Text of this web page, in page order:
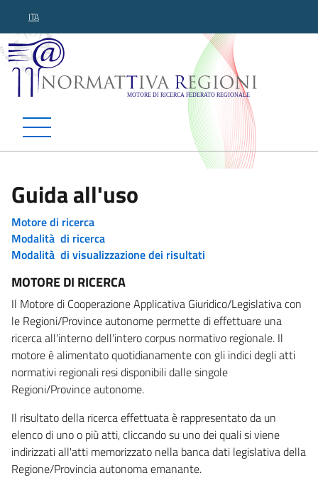
ITA
Normattiva Regioni -
Guida all'uso
Motore di ricerca
Modalità di ricerca
Modalità di visualizzazione dei risultati
MOTORE DI RICERCA
Il Motore di Cooperazione Applicativa Giuridico/Legislativa con
le Regioni/Province autonome permette di effettuare una
ricerca all'interno dell'intero corpus normativo regionale. Il
motore è alimentato quotidianamente con gli indici degli atti
normativi regionali resi disponibili dalle singole
Regioni/Province autonome.
Il risultato della ricerca effettuata è rappresentato da un
elenco di uno o più atti, cliccando su uno dei quali si viene
indirizzati all'atti memorizzato nella banca dati legislativa della
Regione/Provincia autonoma emanante.